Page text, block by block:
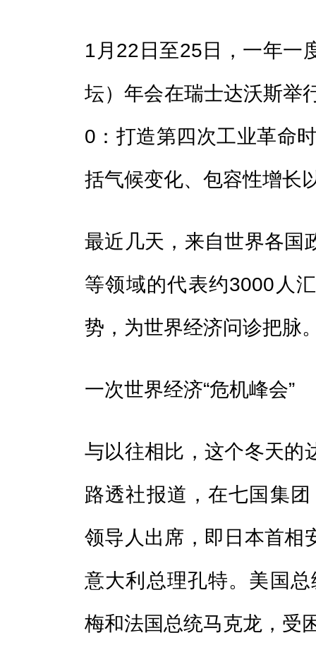
1月22日至25日，一年一
坛）年会在瑞士达沃斯举
0：打造第四次工业革命
括气候变化、包容性增长
最近几天，来自世界各国
等领域的代表约3000人
势，为世界经济问诊把脉
一次世界经济“危机峰会”
与以往相比，这个冬天的
路透社报道，在七国集
领导人出席，即日本首相
意大利总理孔特。美国
梅和法国总统马克龙，受